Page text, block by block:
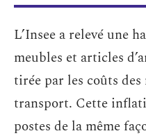
L’Insee a relevé une
meubles et articles
tirée par les coûts
transport. Cette
postes de la même